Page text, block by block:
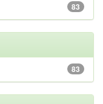
83
83